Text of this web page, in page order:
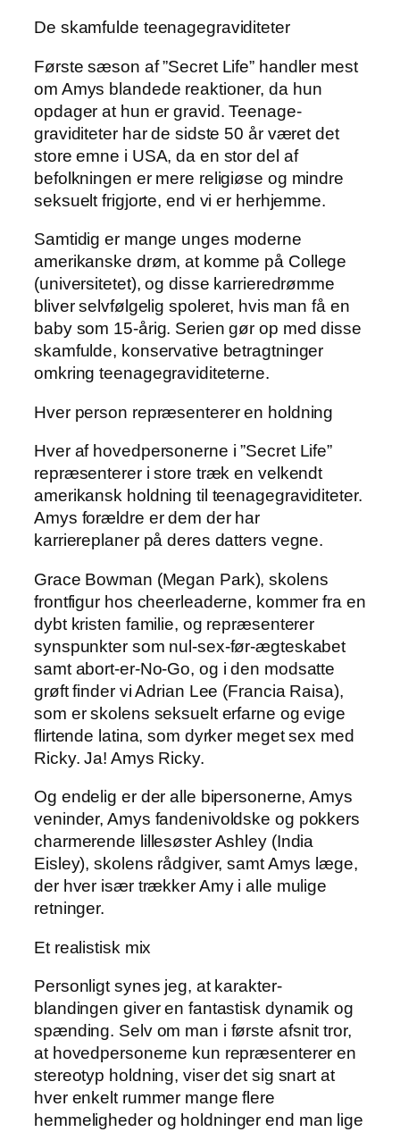
De skamfulde teenagegraviditeter
Første sæson af ”Secret Life” handler mest
om Amys blandede reaktioner, da hun
opdager at hun er gravid. Teenage-
graviditeter har de sidste 50 år været det
store emne i USA, da en stor del af
befolkningen er mere religiøse og mindre
seksuelt frigjorte, end vi er herhjemme.
Samtidig er mange unges moderne
amerikanske drøm, at komme på College
(universitetet), og disse karrieredrømme
bliver selvfølgelig spoleret, hvis man få en
baby som 15-årig. Serien gør op med disse
skamfulde, konservative betragtninger
omkring teenagegraviditeterne.
Hver person repræsenterer en holdning
Hver af hovedpersonerne i ”Secret Life”
repræsenterer i store træk en velkendt
amerikansk holdning til teenagegraviditeter.
Amys forældre er dem der har
karriereplaner på deres datters vegne.
Grace Bowman (Megan Park), skolens
frontfigur hos cheerleaderne, kommer fra en
dybt kristen familie, og repræsenterer
synspunkter som nul-sex-før-ægteskabet
samt abort-er-No-Go, og i den modsatte
grøft finder vi Adrian Lee (Francia Raisa),
som er skolens seksuelt erfarne og evige
flirtende latina, som dyrker meget sex med
Ricky. Ja! Amys Ricky.
Og endelig er der alle bipersonerne, Amys
veninder, Amys fandenivoldske og pokkers
charmerende lillesøster Ashley (India
Eisley), skolens rådgiver, samt Amys læge,
der hver især trækker Amy i alle mulige
retninger.
Et realistisk mix
Personligt synes jeg, at karakter-
blandingen giver en fantastisk dynamik og
spænding. Selv om man i første afsnit tror,
at hovedpersonerne kun repræsenterer en
stereotyp holdning, viser det sig snart at
hver enkelt rummer mange flere
hemmeligheder og holdninger end man lige